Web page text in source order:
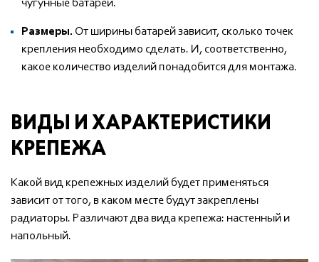
чугунные батареи.
Размеры. От ширины батарей зависит, сколько точек
крепления необходимо сделать. И, соответственно,
какое количество изделий понадобится для монтажа.
ВИДЫ И ХАРАКТЕРИСТИКИ
КРЕПЕЖА
Какой вид крепежных изделий будет применяться
зависит от того, в каком месте будут закреплены
радиаторы. Различают два вида крепежа: настенный и
напольный.